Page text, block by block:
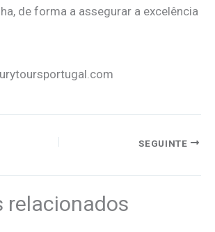
de forma a assegurar a excelência
SEGUINTE
relacionados